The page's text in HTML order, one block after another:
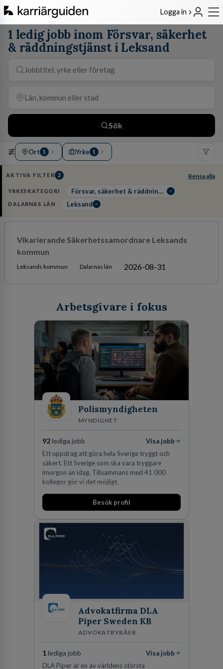
Logga in
1 ledig jobb inom Försvar, säkerhet
& räddningstjänst i Leksand
Sök
Ort 1 Yrke 1
AKTIVA FILTER 2 Rensa alla
YRKESKATEGORI Försvar, säkerhet & räddningstjänst
DALARNAS LÄN Leksand
Vikarierande Säkerhetssamordnare Leksands
kommun
Leksands kommun Dalarnas län 2026-08-31
Arbetsgivare i fokus
Polismyndigheten
MYNDIGHET
92lediga jobb
Visa jobb
Ett uppdrag att göra hela Sverige tryggt och
säkert. Ett Sverige som ska vara tryggare
imorgon än idag. Tillsammans med 41 000
kollegor gör vi det möjligt.
Besök profil
Advokatfirma DLA
Piper Sweden KB
ADVOKATBYRÅER
1lediga jobb
Visa jobb
DLA Piper är en av världens största